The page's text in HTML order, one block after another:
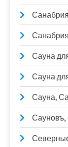
Сауна
Сауна
Сауна,
Сауновъ,